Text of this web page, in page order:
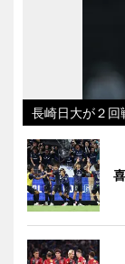
長崎日大が２